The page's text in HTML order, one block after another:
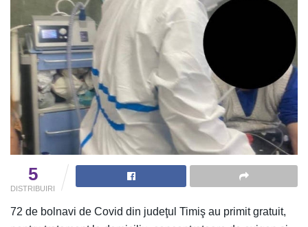
5
DISTRIBUIRI
72 de bolnavi de Covid din judeţul Timiş au primit gratuit,